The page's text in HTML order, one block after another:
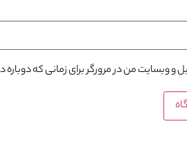
و وبسایت من در مرورگر برای زمانی که